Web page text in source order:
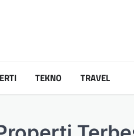
TEKNO TRAVEL